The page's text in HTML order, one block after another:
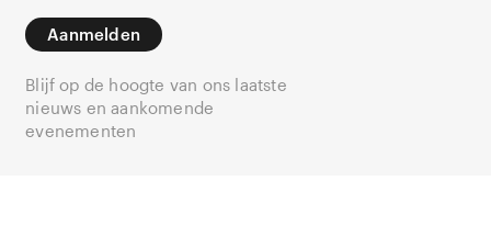
Aanmelden
Blijf op de hoogte van ons laatste
nieuws en aankomende
evenementen